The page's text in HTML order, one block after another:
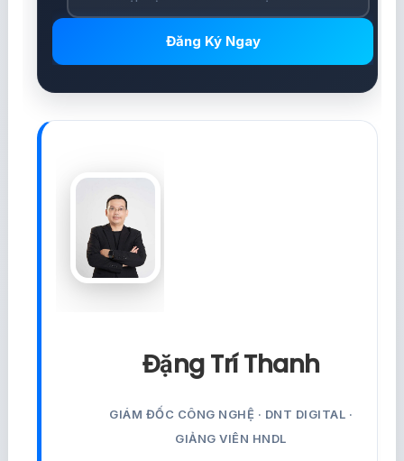
Đăng Ký Ngay
Đặng Trí Thanh
GIÁM ĐỐC CÔNG NGHỆ · DNT DIGITAL ·
GIẢNG VIÊN HNDL